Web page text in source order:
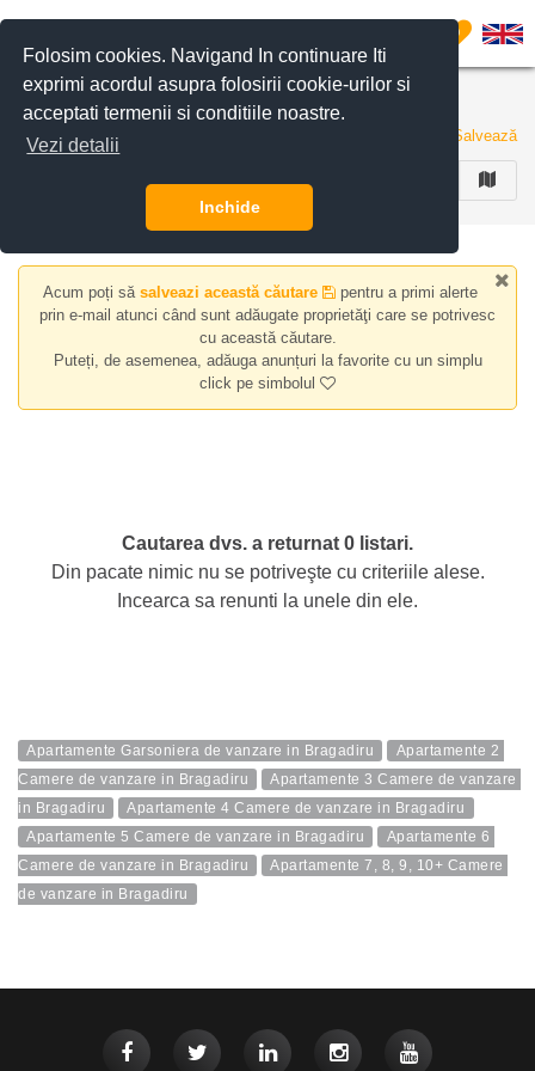
Folosim cookies. Navigand In continuare Iti
exprimi acordul asupra folosirii cookie-urilor si
acceptati termenii si conditiile noastre.
Vezi detalii
Inchide
0
Apartamente de vanzare zona Bragadiru
0 anunturi Salvează
FILTREAZA
Acum poți să salveazi această căutare
pentru a primi alerte
prin e-mail atunci când sunt adăugate proprietăţi care se potrivesc
cu această căutare.
Puteți, de asemenea, adăuga anunțuri la favorite cu un simplu
click pe simbolul
Cautarea dvs. a returnat 0 listari.
Din pacate nimic nu se potriveşte cu criteriile alese.
Incearca sa renunti la unele din ele.
Apartamente Garsoniera de vanzare in Bragadiru
Apartamente 2
Camere de vanzare in Bragadiru
Apartamente 3 Camere de vanzare
in Bragadiru
Apartamente 4 Camere de vanzare in Bragadiru
Apartamente 5 Camere de vanzare in Bragadiru
Apartamente 6
Camere de vanzare in Bragadiru
Apartamente 7, 8, 9, 10+ Camere
de vanzare in Bragadiru